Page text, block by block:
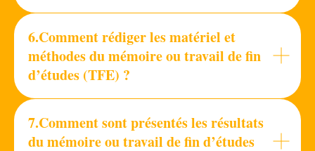
6.Comment rédiger les matériel et
méthodes du mémoire ou travail de fin
d’études (TFE) ?
7.Comment sont présentés les résultats
du mémoire ou travail de fin d’études